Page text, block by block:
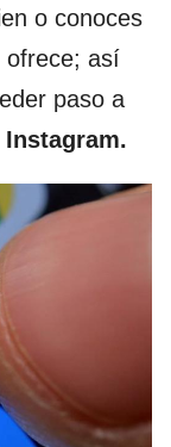
o conoces
ofrece; así
paso a